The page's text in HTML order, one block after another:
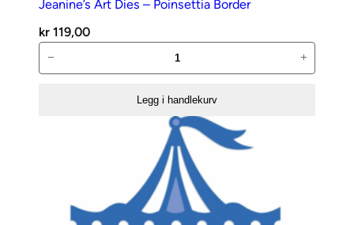
Jeanine’s Art Dies – Poinsettia Border
kr 119,00
Art
− +
Legg i handlekurv